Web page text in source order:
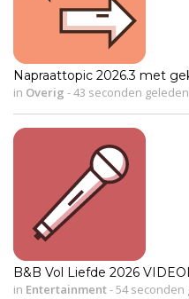
Napraattopic 2026.3 met
in Overig -43 seconden geleden
B&B Vol Liefde 2026
in Entertainment-54 seconden